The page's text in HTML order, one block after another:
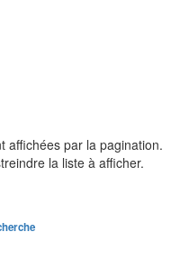
affichées par la pagination.
la liste à afficher.